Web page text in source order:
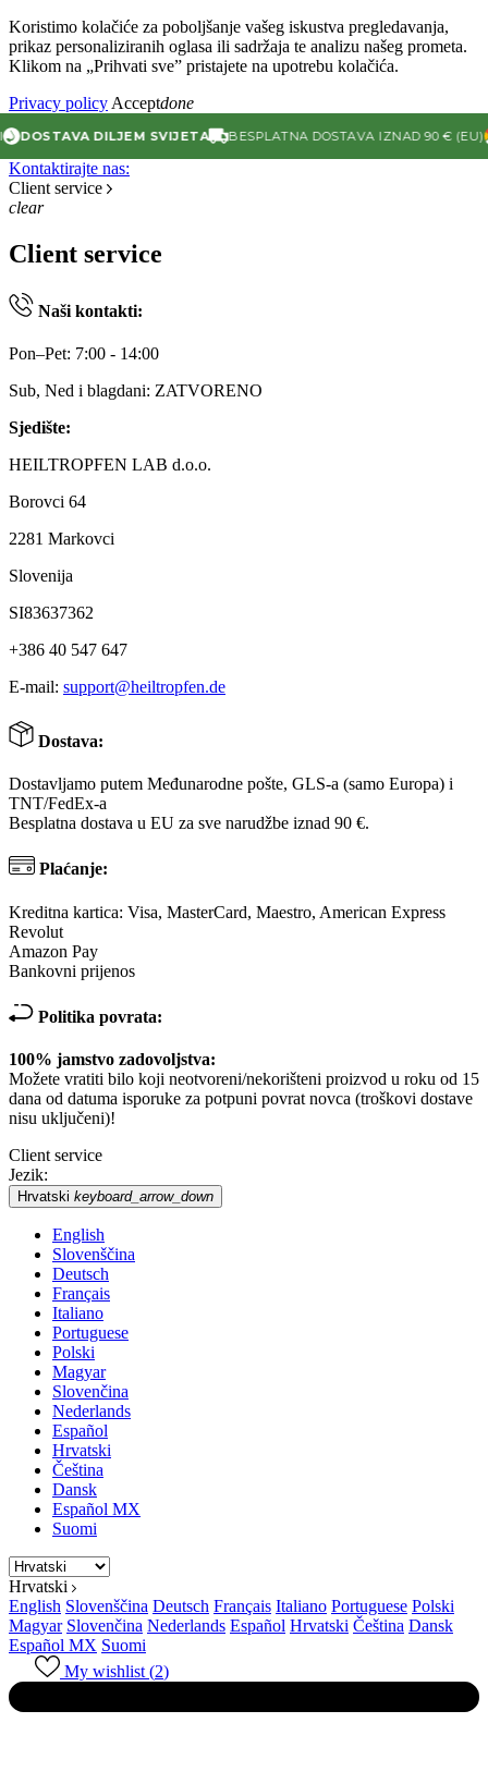
Koristimo kolačiće za poboljšanje vašeg iskustva pregledavanja,
prikaz personaliziranih oglasa ili sadržaja te analizu našeg prometa.
Klikom na „Prihvati sve” pristajete na upotrebu kolačića.
Privacy policy Acceptdone
DILJEM SVIJETA BESPLATNA DOSTAVA IZNAD 90 € (EU)
Kontaktirajte nas:
Client service
clear
Client service
Naši kontakti:
Pon–Pet: 7:00 - 14:00
Sub, Ned i blagdani: ZATVORENO
Sjedište:
HEILTROPFEN LAB d.o.o.
Borovci 64
2281 Markovci
Slovenija
SI83637362
+386 40 547 647
E-mail: support@heiltropfen.de
Dostava:
Dostavljamo putem Međunarodne pošte, GLS-a (samo Europa) i
TNT/FedEx-a
Besplatna dostava u EU za sve narudžbe iznad 90 €.
Plaćanje:
Kreditna kartica: Visa, MasterCard, Maestro, American Express
Revolut
Amazon Pay
Bankovni prijenos
Politika povrata:
100% jamstvo zadovoljstva:
Možete vratiti bilo koji neotvoreni/nekorišteni proizvod u roku od 15
dana od datuma isporuke za potpuni povrat novca (troškovi dostave
nisu uključeni)!
Client service
Jezik:
Hrvatski keyboard_arrow_down
English
Slovenščina
Deutsch
Français
Italiano
Portuguese
Polski
Magyar
Slovenčina
Nederlands
Español
Hrvatski
Čeština
Dansk
Español MX
Suomi
Hrvatski
English Slovenščina Deutsch Français Italiano Portuguese Polski
Magyar Slovenčina Nederlands Español Hrvatski Čeština Dansk
Español MX Suomi
My wishlist (2)